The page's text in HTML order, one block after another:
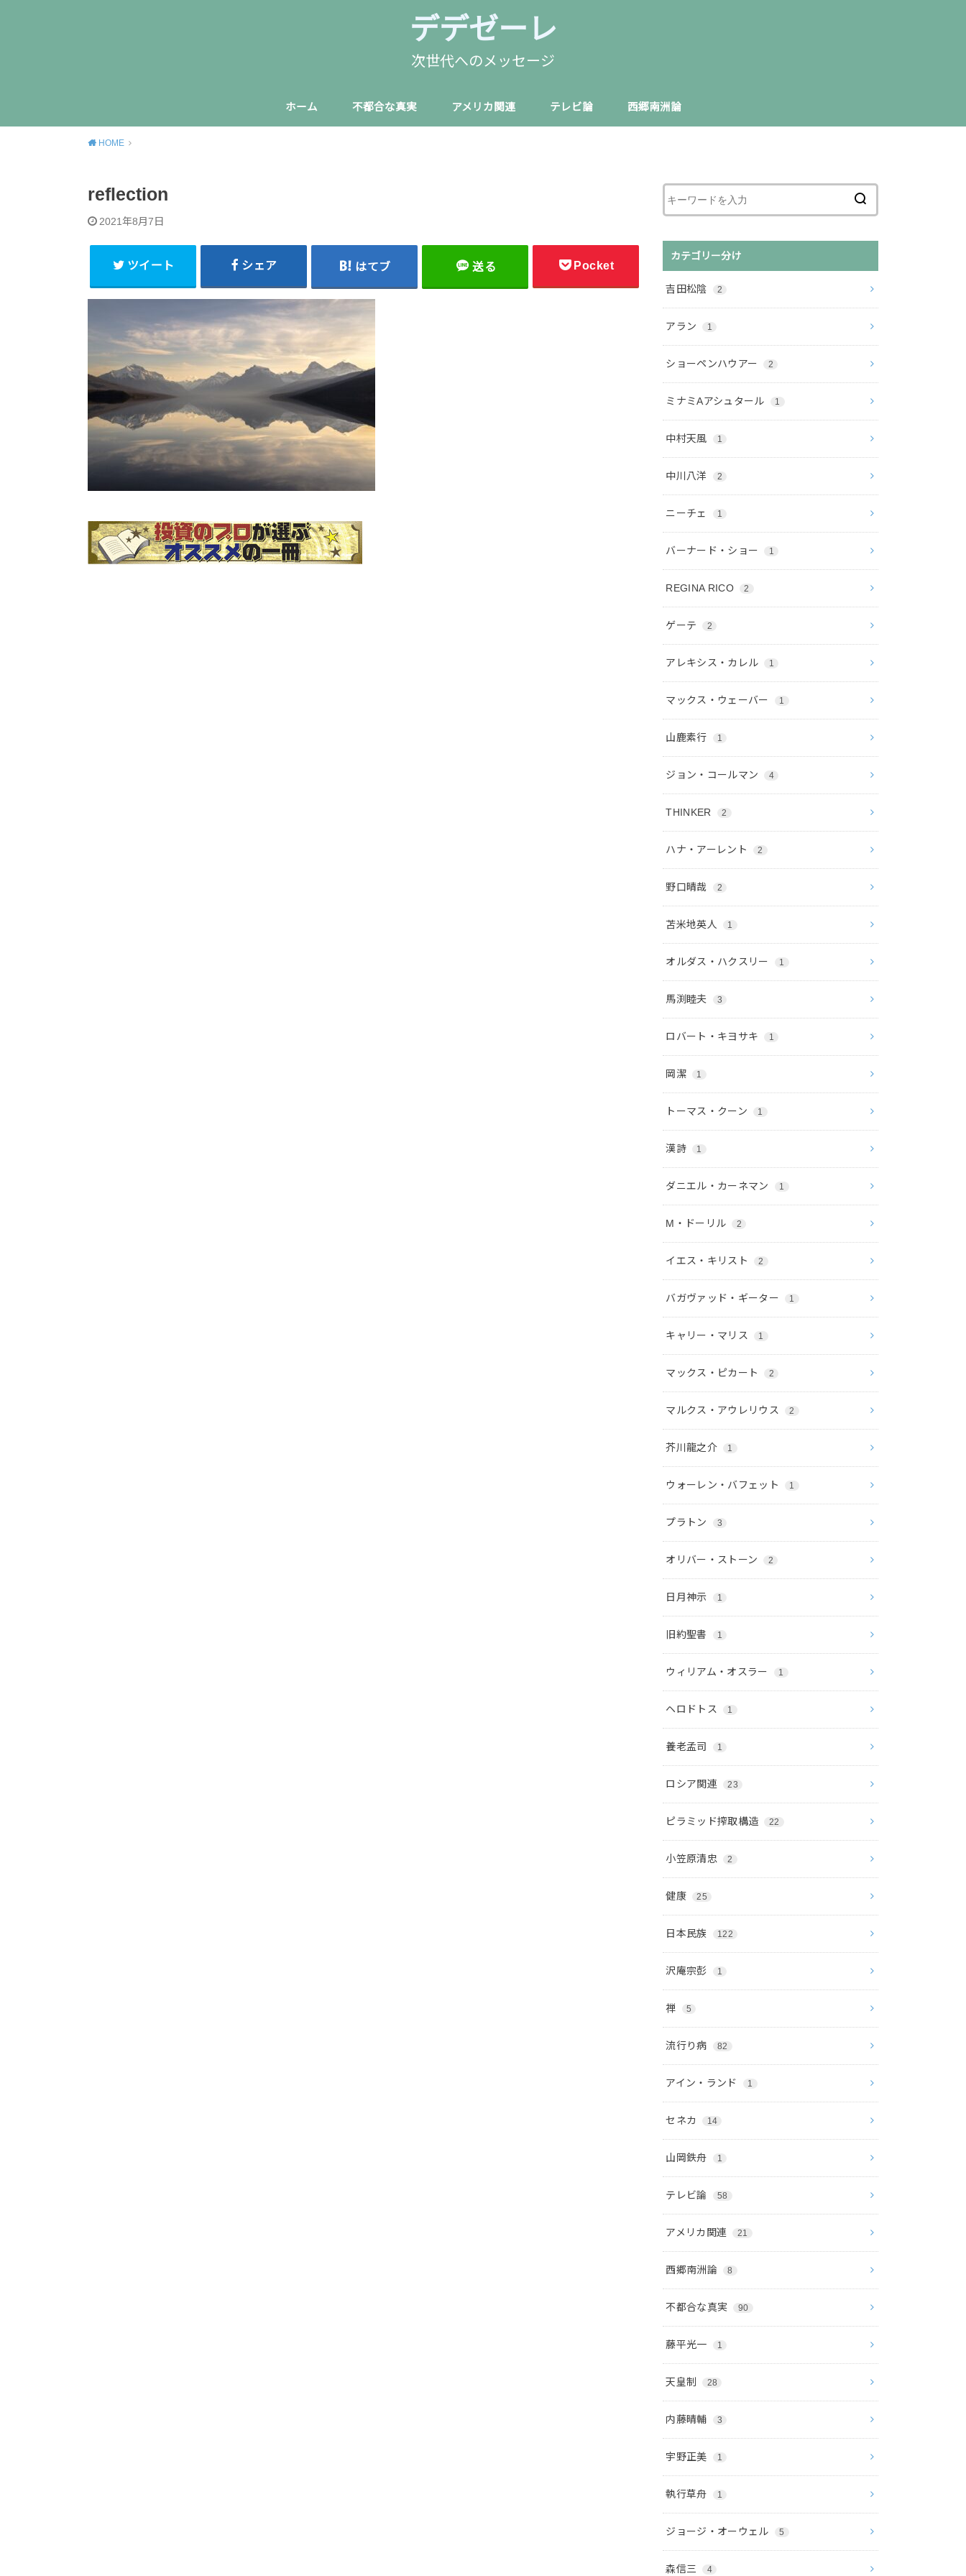
デデゼーレ
次世代へのメッセージ
ホーム 不都合な真実 アメリカ関連 テレビ論 西郷南洲論
HOME
reflection
2021年8月7日
ツイート シェア はてブ 送る Pocket
カテゴリー分け
吉田松陰 2
アラン 1
ショーペンハウアー 2
ミナミAアシュタール 1
中村天風 1
中川八洋 2
ニーチェ 1
バーナード・ショー 1
REGINA RICO 2
ゲーテ 2
アレキシス・カレル 1
マックス・ウェーバー 1
山鹿素行 1
ジョン・コールマン 4
THINKER 2
ハナ・アーレント 2
野口晴哉 2
苫米地英人 1
オルダス・ハクスリー 1
馬渕睦夫 3
ロバート・キヨサキ 1
岡潔 1
トーマス・クーン 1
漢詩 1
ダニエル・カーネマン 1
M・ドーリル 2
イエス・キリスト 2
バガヴァッド・ギーター 1
キャリー・マリス 1
マックス・ピカート 2
マルクス・アウレリウス 2
芥川龍之介 1
ウォーレン・バフェット 1
プラトン 3
オリバー・ストーン 2
日月神示 1
旧約聖書 1
ウィリアム・オスラー 1
ヘロドトス 1
養老孟司 1
ロシア関連 23
ピラミッド搾取構造 22
小笠原清忠 2
健康 25
日本民族 122
沢庵宗彭 1
禅 5
流行り病 82
アイン・ランド 1
セネカ 14
山岡鉄舟 1
テレビ論 58
アメリカ関連 21
西郷南洲論 8
不都合な真実 90
藤平光一 1
天皇制 28
内藤晴輔 3
宇野正美 1
執行草舟 1
ジョージ・オーウェル 5
森信三 4